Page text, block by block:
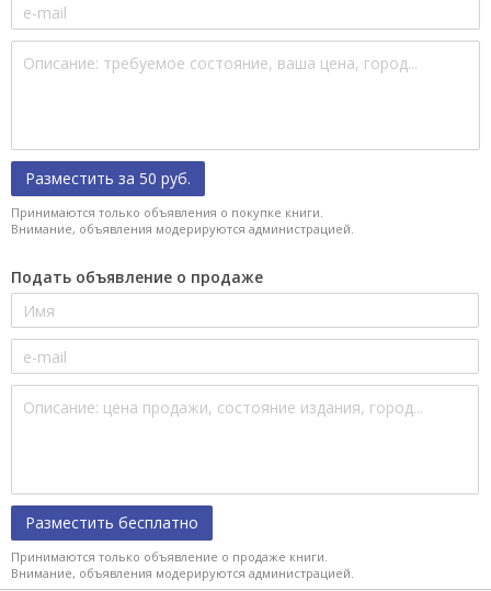
Разместить за 50 руб.
Принимаются только объявления о покупке книги.
Внимание, объявления модерируются администрацией.
Подать объявление о продаже
Разместить бесплатно
Принимаются только объявление о продаже книги.
Внимание, объявления модерируются администрацией.